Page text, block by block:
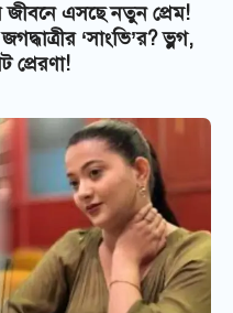
জীবনে এসছে নতুন প্রেম!
‘সাংভি’র? ভ্লগ,
প্রেরণা!